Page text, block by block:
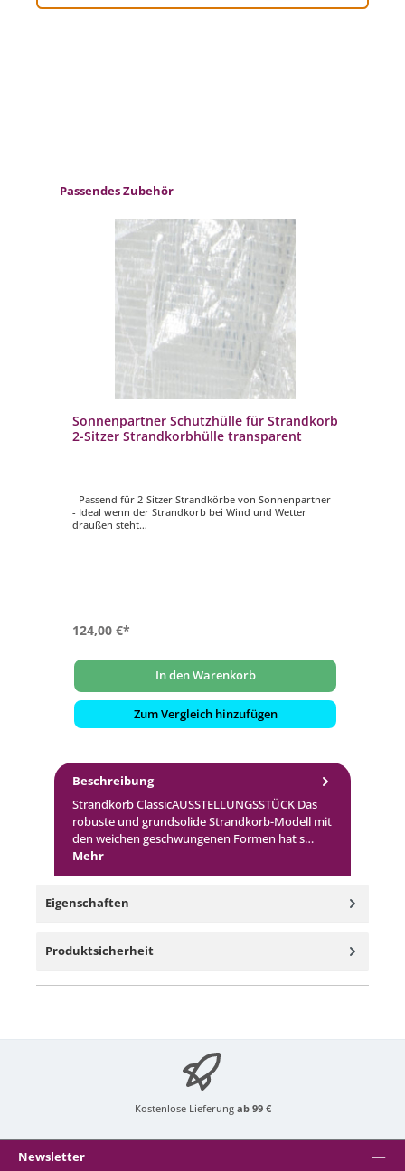
Produktgalerie überspringen
Passendes Zubehör
Sonnenpartner Schutzhülle für Strandkorb
2-Sitzer Strandkorbhülle transparent
- Passend für 2-Sitzer Strandkörbe von Sonnenpartner
- Ideal wenn der Strandkorb bei Wind und Wetter
draußen steht
124,00 €*
In den Warenkorb
Zum Vergleich hinzufügen
Beschreibung
Strandkorb ClassicAUSSTELLUNGSSTÜCK Das
robuste und grundsolide Strandkorb-Modell mit
den weichen geschwungenen Formen hat s…
Mehr
Eigenschaften
Produktsicherheit
Kostenlose Lieferung ab 99 €
Newsletter